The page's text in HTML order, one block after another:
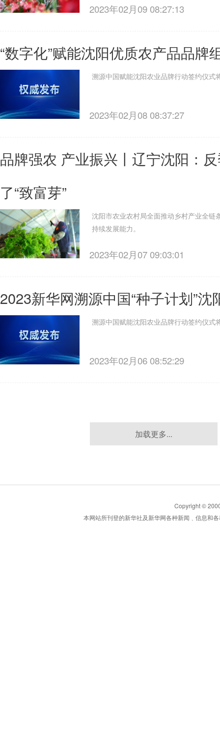
2023年02月09 08:27:13
“数字化”赋能沈阳优质农产品品牌
溯源中国赋能沈阳农业品牌行动签约仪式
2023年02月08 08:37:27
品牌强农 产业振兴丨辽宁沈阳：
了“致富芽”
沈阳市农业农村局全面推动乡村产业全链
持续发展能力。
2023年02月07 09:03:01
2023新华网溯源中国“种子计划”沈
溯源中国赋能沈阳农业品牌行动签约仪式
2023年02月06 08:52:29
加载更多...
Copyright ©
本网站所刊登的新华社及新华网各种新闻﹑信息和